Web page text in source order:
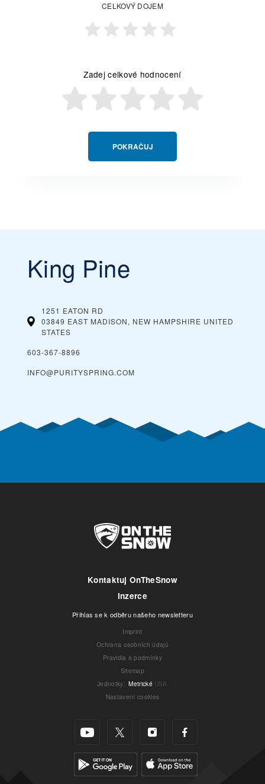
POKRAČUJ
CELKOVÝ DOJEM
Zadej celkové hodnocení
King Pine
1251 EATON RD
03849 EAST MADISON, NEW HAMPSHIRE UNITED
STATES
603-367-8896
INFO@PURITYSPRING.COM
Kontaktuj OnTheSnow
Inzerce
Přihlas se k odběru našeho newsletteru
Imprint
Ochrana osobních údajů
Pravidla a podmínky
Sitemap
Jednotky: Metrické USA
Nastavení cookies